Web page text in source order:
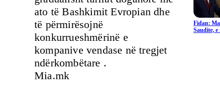
ato të Bashkimit Evropian dhe
të përmirësojnë
konkurrueshmërinë e
kompanive vendase në tregjet
ndërkombëtare .
Mia.mk
Fidan:
Saudite,